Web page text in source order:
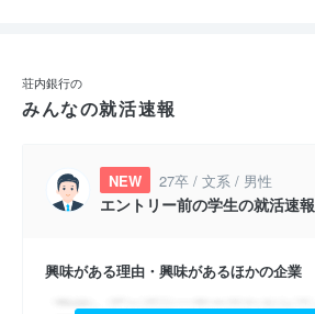
荘内銀行の
みんなの就活速報
NEW 27卒 / 文系 / 男性
エントリー前の学生の就活速報
興味がある理由・興味があるほかの企業